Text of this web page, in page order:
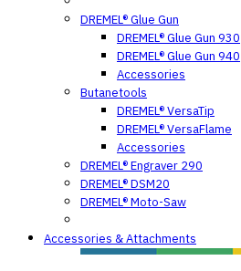
DREMEL® Glue Gun
DREMEL® Glue Gun 930
DREMEL® Glue Gun 940
Accessories
Butanetools
DREMEL® VersaTip
DREMEL® VersaFlame
Accessories
DREMEL® Engraver 290
DREMEL® DSM20
DREMEL® Moto-Saw
Accessories & Attachments